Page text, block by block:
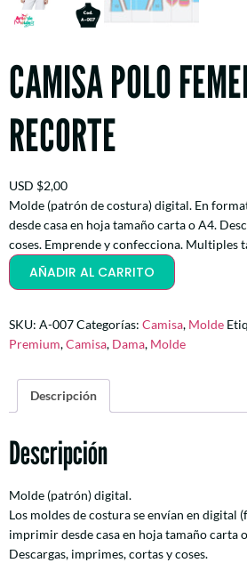
CAMISA POLO
RECORTE
USD $2,00
Molde (patrón de costura) digital. En
desde casa en hoja tamaño carta o A4.
coses. Emprende y confecciona. Multiples
AÑADIR AL CARRITO
SKU: A-007Categorías: Camisa, Molde
Premium,Camisa, Dama, Molde
Descripción
Descripción
Molde (patrón) digital.
Los moldes de costura se envían en digital
imprimir desde casa en hoja tamaño carta
Descargas, imprimes, cortas y coses.